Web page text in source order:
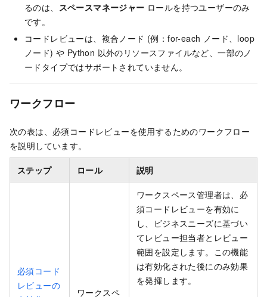
るのは、 スペースマネージャー ロールを持つユーザーのみ
です。
コードレビューは、複合ノード (例：for-each ノード、loop
ノード) や Python 以外のリソースファイルなど、一部のノ
ードタイプではサポートされていません。
ワークフロー
次の表は、必須コードレビューを使用するためのワークフロー
を説明しています。
ステップ ロール 説明
必須コード
レビューの
ワークスペ
ワークスペース管理者は、必
須コードレビューを有効に
し、ビジネスニーズに基づい
てレビュー担当者とレビュー
範囲を設定します。この機能
は有効化された後にのみ効果
を発揮します。